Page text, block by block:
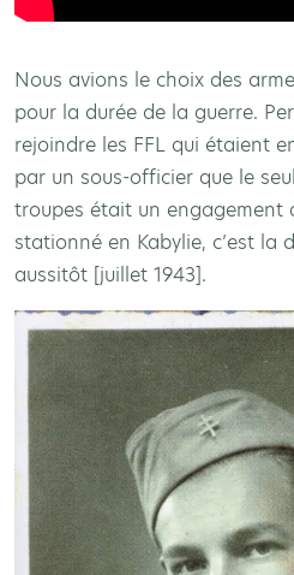
Nous avions le choix des
pour la durée de la guerre.
rejoindre les FFL qui étaient
par un sous-officier que le
troupes était un engagement
stationné en Kabylie, c’est la
aussitôt [juillet 1943].